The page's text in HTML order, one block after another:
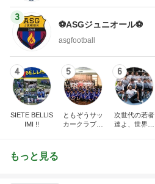
3
⚽️ASGジュニオール⚽️
asgfootball
4
SIETE BELLIS
IMI !!
5
ともぞうサッ
カークラブ
6
次世代の若者
達よ、世界を
もっと見る